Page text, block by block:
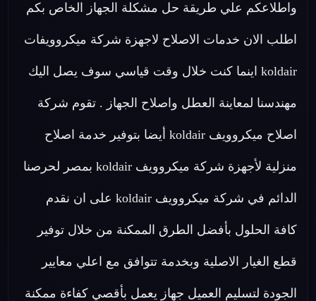
واطلاعكم علي طريقة حل مشكلة الجهاز الخاص بكم
اطلب الان خدمات الاصلاح لاجهزة شركة ميكروويفات
koldair اينما كنت خلال وقت قياسي سوف يصل اليك
مهندسنا لمعاينة العطل واصلاح الجهاز . تقوم شركة
اصلاح ميكروويف koldair أيضا بتوفير خدمة اصلاح
منزلية لأجهزة شركة ميكروويف koldair بمصر لحرصنا
الدائم في شركة ميكروويف koldair على ان نقدم
كافة الحلول بأفضل الطرق الممكنة من خلال توفير
قطع الغيار الاصلية وبخدمة تتوافق مع اعلي معايير
الجودة لتسليم العميل جهاز يعمل بأقصي كفاءة ممكنة